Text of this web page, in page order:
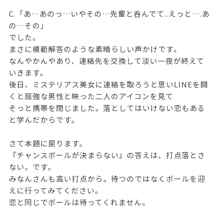
C.「あ…あのっ…いやその…先輩と呑んでて..えっと….あ
の…その」
でした。
まさに模範解答のような素晴らしい声かけです。
なんやかんやあり、連絡先を交換して淡い一夜が終えて
いきます。
後日、ミステリアス美女に連絡を取ろうと思いLINEを開
くと屈強な男性と映った二人のアイコンを見て
そっと携帯を閉じました。落としてはいけない恋もある
と学んだからです。
さて本題に戻ります。
『チャンスボールが決まらない』の答えは、打点落とさ
ない。です。
みなんさんも高い打点から。待つのではなくボールを迎
えに行ってみてください。
恋と同じでボールは待ってくれません。